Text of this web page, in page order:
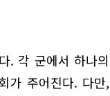
. 각 군에서 하나의
가 주어진다. 다만,